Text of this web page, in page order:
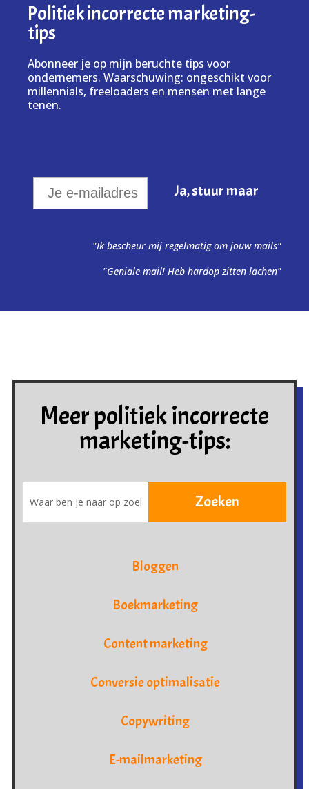
Politiek incorrecte marketing-
tips
Abonneer je op mijn beruchte tips voor
ondernemers. Waarschuwing: ongeschikt voor
millennials, freeloaders en mensen met lange
tenen.
"Ik bescheur mij regelmatig om jouw mails"
"Geniale mail! Heb hardop zitten lachen"
Meer politiek incorrecte
marketing-tips:
Bloggen
Boekmarketing
Content marketing
Conversie optimalisatie
Copywriting
E-mailmarketing